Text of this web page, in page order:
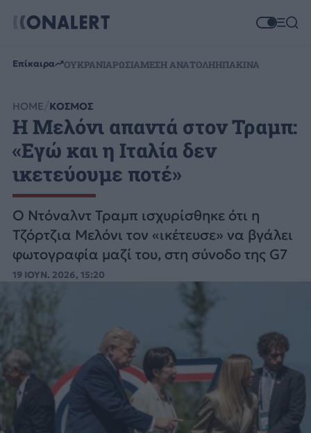
Επίκαιρα ΟΥΚΡΑΝΙΑΡΩΣΙΑΜΕΣΗ ΑΝΑΤΟΛΗΗΠΑΚΙΝΑ
HOME ΚΟΣΜΟΣ
Η Μελόνι απαντά στον Τραμπ:
«Εγώ και η Ιταλία δεν
ικετεύουμε ποτέ»
O Ντόναλντ Τραμπ ισχυρίσθηκε ότι η
Τζόρτζια Μελόνι τον «ικέτευσε» να βγάλει
φωτογραφία μαζί του, στη σύνοδο της G7
19 ΙΟΥΝ. 2026, 15:20